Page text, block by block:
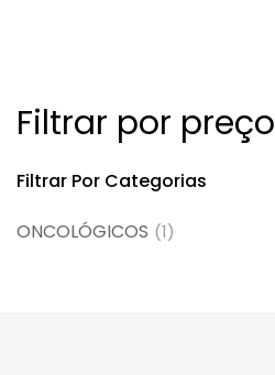
Filtrar por preço
Filtrar Por Categorias
ONCOLÓGICOS (1)